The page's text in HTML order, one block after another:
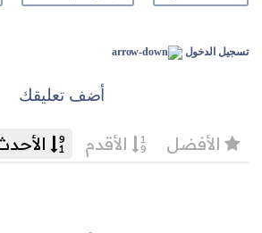
تسجيل الدخول
أضف تعليقك